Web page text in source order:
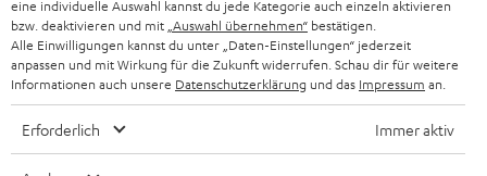
r
s
a
n
d
u
r
G
a
r
ä
t
e
R
ü
L
e
x
i
k
t
a
k
t
d
Sonn- und Feiertage geschlossen
Teufel Support
Häufige Fragen
Kontakt
Store Finder
Erlebe unsere Produkte hautnah und lass dich
eine individuelle Auswahl kannst du jede Kategorie auch einzeln aktivieren
bzw. deaktivieren und mit „Auswahl übernehmen“ bestätigen.
Alle Einwilligungen kannst du unter „Daten-Einstellungen“ jederzeit
anpassen und mit Wirkung für die Zukunft widerrufen. Schau dir für weitere
Informationen auch unsere Datenschutzerklärung und das Impressum an.
Erforderlich Immer aktiv